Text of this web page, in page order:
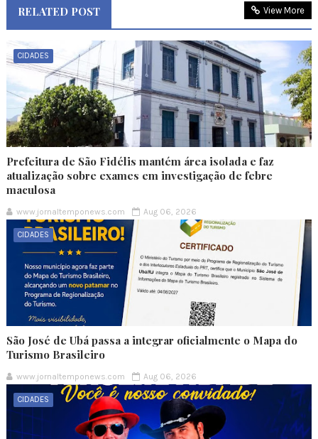
RELATED POST View More
CIDADES
Prefeitura de São Fidélis mantém área isolada e faz
atualização sobre exames em investigação de febre
maculosa
www.jornaltemponews.com Aug 06, 2026
CIDADES
São José de Ubá passa a integrar oficialmente o Mapa do
Turismo Brasileiro
www.jornaltemponews.com Aug 06, 2026
CIDADES